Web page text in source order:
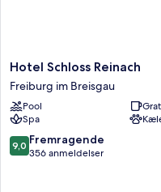
Hotel
Schloss
Reinach
Freiburg
im
Breisgau
Hotel Schloss Reinach
Freiburg im Breisgau
Pool
Spa
9.0
ud
9,0 Fremragende
356 anmeldelser